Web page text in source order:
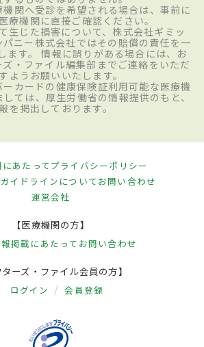
関へ受診を希望される場合は、事前に
療機関に直接ご確認ください。
生じた損害について、株式会社ギミッ
ニー株式会社ではその賠償の責任を一
ます。 情報に誤りがある場合には、お
・ファイル編集部までご連絡をいただ
ようお願いいたします。
カードの健康保険証利用可能な医療機
ては、厚生労働省の情報提供のもと、
を掲出しております。
にあたってプライバシーポリシー
イドラインについてお問い合わせ
運営会社
【医療機関の方】
掲載にあたって お問い合わせ
ターズ・ファイル会員の方】
ログイン 会員登録